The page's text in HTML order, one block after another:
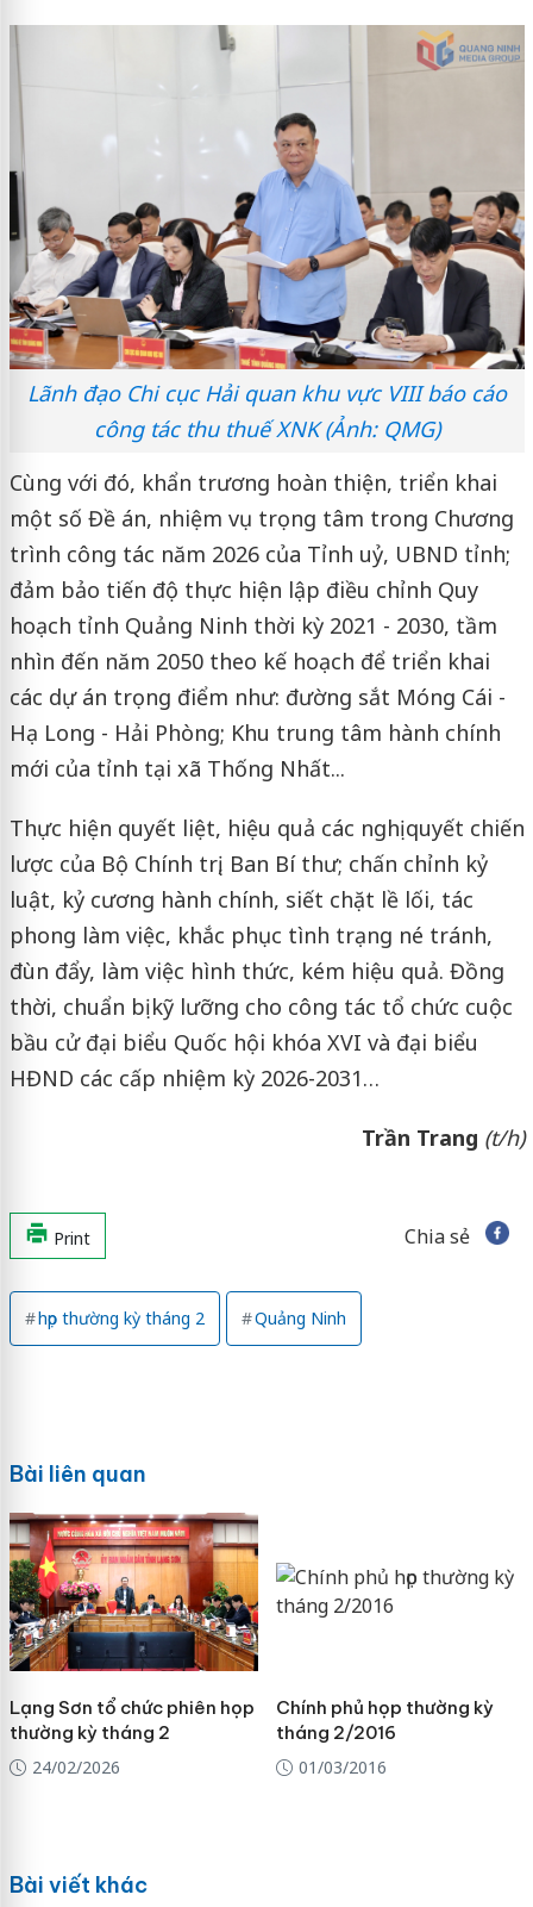
Lãnh đạo Chi cục Hải quan khu vực VIII báo cáo
công tác thu thuế XNK (Ảnh: QMG)
Cùng với đó, khẩn trương hoàn thiện, triển khai
một số Đề án, nhiệm vụ trọng tâm trong Chương
trình công tác năm 2026 của Tỉnh uỷ, UBND tỉnh;
đảm bảo tiến độ thực hiện lập điều chỉnh Quy
hoạch tỉnh Quảng Ninh thời kỳ 2021 - 2030, tầm
nhìn đến năm 2050 theo kế hoạch để triển khai
các dự án trọng điểm như: đường sắt Móng Cái -
Hạ Long - Hải Phòng; Khu trung tâm hành chính
mới của tỉnh tại xã Thống Nhất...
Thực hiện quyết liệt, hiệu quả các nghị quyết chiến
lược của Bộ Chính trị, Ban Bí thư; chấn chỉnh kỷ
luật, kỷ cương hành chính, siết chặt lề lối, tác
phong làm việc, khắc phục tình trạng né tránh,
đùn đẩy, làm việc hình thức, kém hiệu quả. Đồng
thời, chuẩn bị kỹ lưỡng cho công tác tổ chức cuộc
bầu cử đại biểu Quốc hội khóa XVI và đại biểu
HĐND các cấp nhiệm kỳ 2026-2031…
Trần Trang (t/h)
Print Chia sẻ
họp thường kỳ tháng 2 Quảng Ninh
Bài liên quan
Lạng Sơn tổ chức phiên họp
thường kỳ tháng 2
24/02/2026
Chính phủ họp thường kỳ
tháng 2/2016
01/03/2016
Bài viết khác